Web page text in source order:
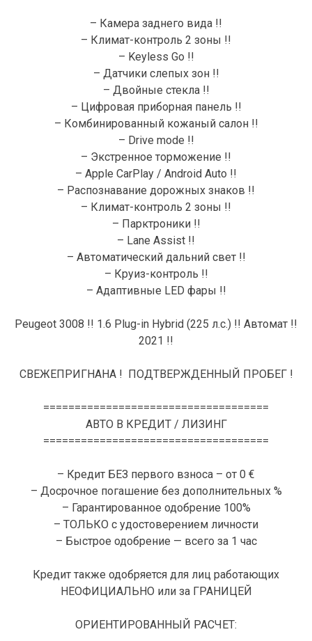
– Камера заднего вида !!
– Климат-контроль 2 зоны !!
– Keyless Go !!
– Датчики слепых зон !!
– Двойные стекла !!
– Цифровая приборная панель !!
– Комбинированный кожаный салон !!
– Drive mode !!
– Экстренное торможение !!
– Apple CarPlay / Android Auto !!
– Распознавание дорожных знаков !!
– Климат-контроль 2 зоны !!
– Парктроники !!
– Lane Assist !!
– Автоматический дальний свет !!
– Круиз-контроль !!
– Адаптивные LED фары !!
Peugeot 3008 !! 1.6 Plug-in Hybrid (225 л.с.) !! Автомат !!
2021 !!
СВЕЖЕПРИГНАНА ! ПОДТВЕРЖДЕННЫЙ ПРОБЕГ !
====================================
АВТО В КРЕДИТ / ЛИЗИНГ
====================================
– Кредит БЕЗ первого взноса – от 0 €
– Досрочное погашение без дополнительных %
– Гарантированное одобрение 100%
– ТОЛЬКО с удостоверением личности
– Быстрое одобрение — всего за 1 час
Кредит также одобряется для лиц работающих
НЕОФИЦИАЛЬНО или за ГРАНИЦЕЙ
ОРИЕНТИРОВАННЫЙ РАСЧЕТ: